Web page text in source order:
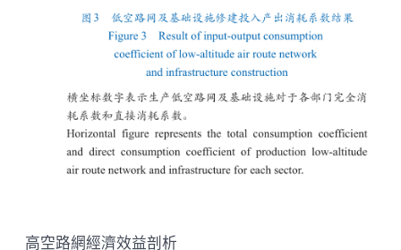
高空路網經濟效益剖析